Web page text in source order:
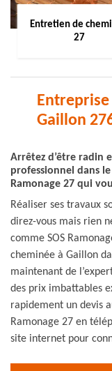
Entretien de
27
Gaillon
Arrêtez d’être radin
professionnel dans
Ramonage 27 qui
Réaliser ses travaux
direz-vous mais rien
comme SOS
cheminée à Gaillon
maintenant de
des prix imbattables
rapidement un devis
Ramonage 27 en
site internet pour